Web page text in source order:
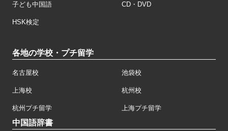
子ども中国語 CD・DVD
HSK検定
各地の学校・プチ留学
名古屋校 池袋校
上海校 杭州校
杭州プチ留学 上海プチ留学
中国語辞書